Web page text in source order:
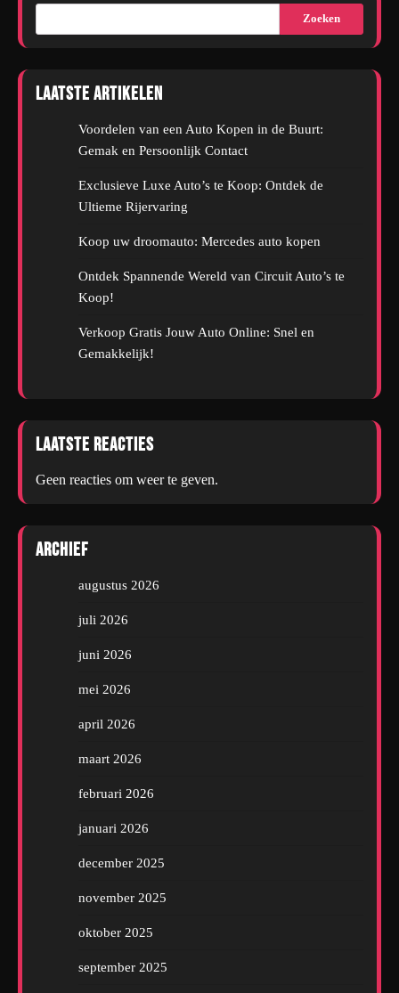
Zoeken
Laatste artikelen
Voordelen van een Auto Kopen in de Buurt:
Gemak en Persoonlijk Contact
Exclusieve Luxe Auto’s te Koop: Ontdek de
Ultieme Rijervaring
Koop uw droomauto: Mercedes auto kopen
Ontdek Spannende Wereld van Circuit Auto’s te
Koop!
Verkoop Gratis Jouw Auto Online: Snel en
Gemakkelijk!
Laatste reacties
Geen reacties om weer te geven.
Archief
augustus 2026
juli 2026
juni 2026
mei 2026
april 2026
maart 2026
februari 2026
januari 2026
december 2025
november 2025
oktober 2025
september 2025